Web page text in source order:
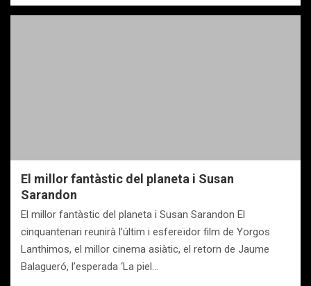
El millor fantàstic del planeta i Susan
Sarandon
El millor fantàstic del planeta i Susan Sarandon El
cinquantenari reunirà l’últim i esfereïdor film de Yorgos
Lanthimos, el millor cinema asiàtic, el retorn de Jaume
Balagueró, l’esperada ‘La piel…